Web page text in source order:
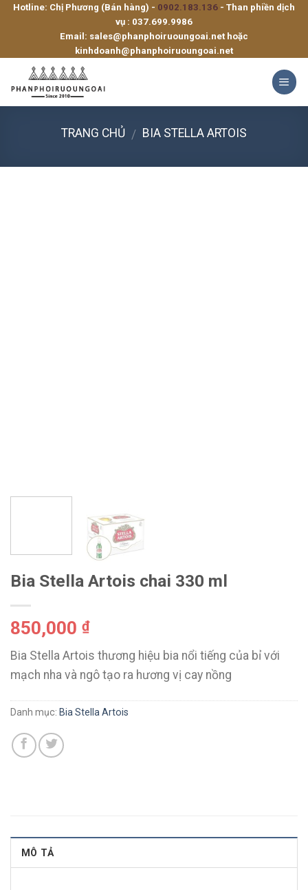
SkipHotline: Chị Phương (Bán hàng) - 0902.183.136 - Than phiền dịch
vụ : 037.699.9986
Email: sales@phanphoiruoungoai.net hoặc
kinhdoanh@phanphoiruoungoai.net
TRANG CHỦ / BIA STELLA ARTOIS
Bia Stella Artois chai 330 ml
850,000 ₫
Bia Stella Artois thương hiệu bia nổi tiếng của bỉ với
mạch nha và ngô tạo ra hương vị cay nồng
Danh mục: Bia Stella Artois
MÔ TẢ